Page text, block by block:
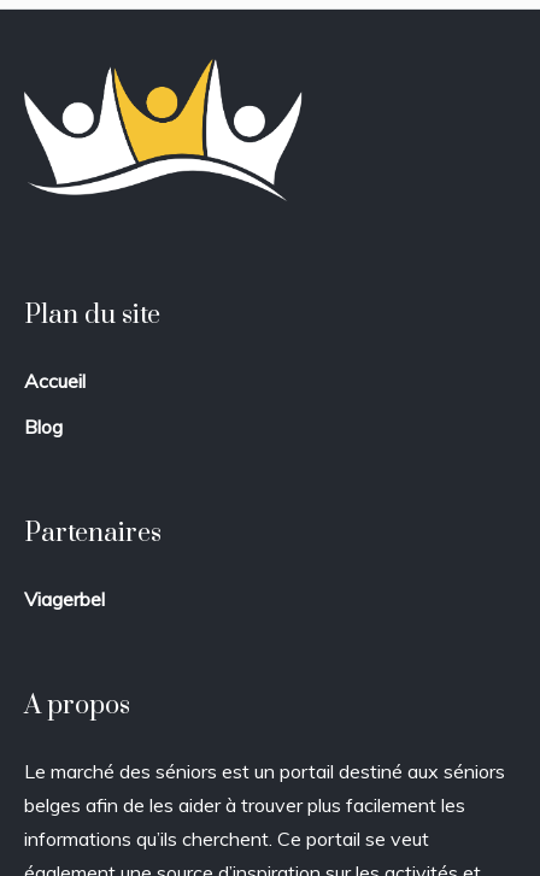
Plan du site
Accueil
Blog
Partenaires
Viagerbel
A propos
Le marché des séniors est un portail destiné aux séniors
belges afin de les aider à trouver plus facilement les
informations qu’ils cherchent. Ce portail se veut